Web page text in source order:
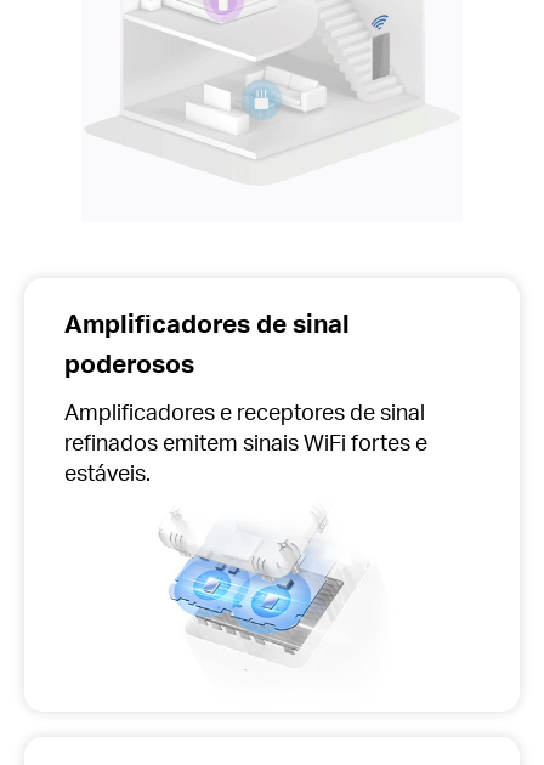
Amplificadores de sinal
poderosos
Amplificadores e receptores de sinal
refinados emitem sinais WiFi fortes e
estáveis.